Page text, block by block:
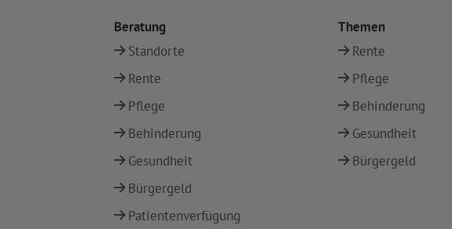
Beratung
Standorte
Rente
Pflege
Behinderung
Gesundheit
Bürgergeld
Patientenverfügung
Themen
Rente
Pflege
Behinderung
Gesundheit
Bürgergeld